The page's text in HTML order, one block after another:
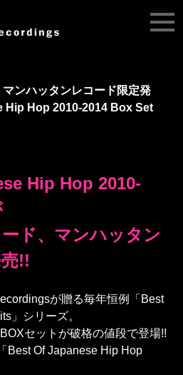
ンハッタンレコード限定発
Hip Hop 2010-2014 Box Set
Hip Hop 2010-
ド、マンハッタン
!!
が贈る毎年恒例「Best
」シリーズ。
セットが破格の値段で登場!!
Best Of Japanese Hip Hop